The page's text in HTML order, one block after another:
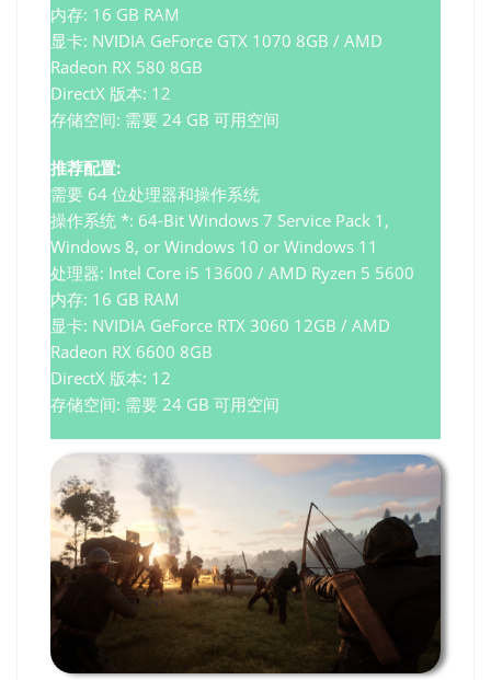
内存: 16 GB RAM
显卡: NVIDIA GeForce GTX 1070 8GB / AMD
Radeon RX 580 8GB
DirectX 版本: 12
存储空间: 需要 24 GB 可用空间
推荐配置:
需要 64 位处理器和操作系统
操作系统 *: 64-Bit Windows 7 Service Pack 1,
Windows 8, or Windows 10 or Windows 11
处理器: Intel Core i5 13600 / AMD Ryzen 5 5600
内存: 16 GB RAM
显卡: NVIDIA GeForce RTX 3060 12GB / AMD
Radeon RX 6600 8GB
DirectX 版本: 12
存储空间: 需要 24 GB 可用空间